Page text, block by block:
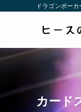
ドラゴンポー
カード